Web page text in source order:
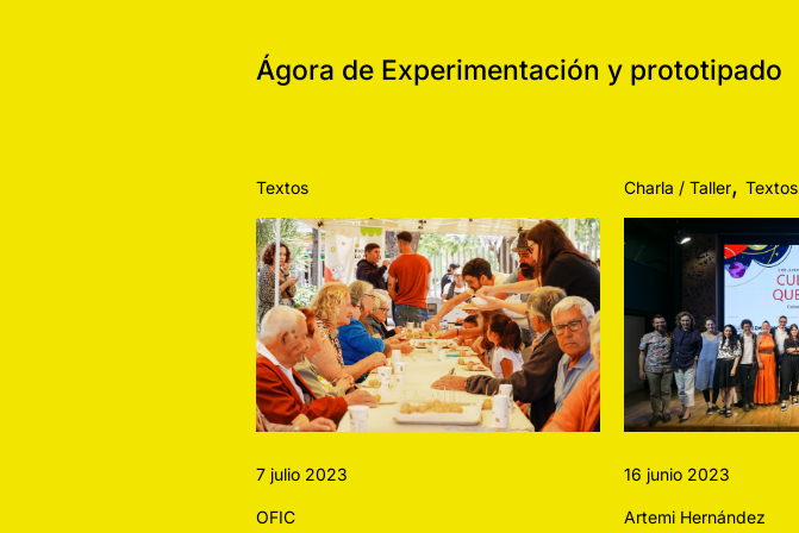
Ágora de Experimentación y prototipado
Textos
7 julio 2023
OFIC
Charla / Taller,Textos
16 junio 2023
Artemi Hernández